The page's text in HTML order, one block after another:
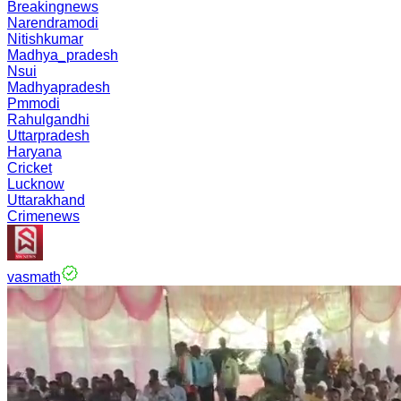
Breakingnews
Narendramodi
Nitishkumar
Madhya_pradesh
Nsui
Madhyapradesh
Pmmodi
Rahulgandhi
Uttarpradesh
Haryana
Cricket
Lucknow
Uttarakhand
Crimenews
vasmath